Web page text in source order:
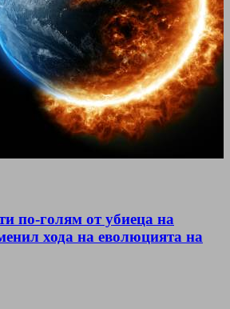
по-голям от убиеца на
хода на еволюцията на